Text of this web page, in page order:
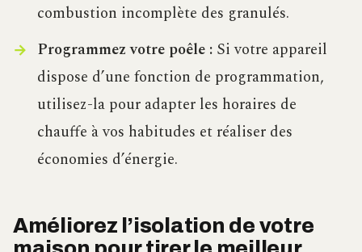
combustion incomplète des granulés.
Programmez votre poêle :Si votre appareil
dispose d’une fonction de programmation,
utilisez-la pour adapter les horaires de
chauffe à vos habitudes et réaliser des
économies d’énergie.
Améliorez l’isolation de votre